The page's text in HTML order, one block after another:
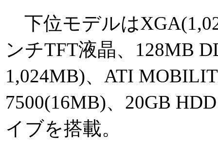
下位モデルは
ンチTFT液晶、128MB
1,024MB)、ATI
7500(16MB)、20GB
イブを搭載。